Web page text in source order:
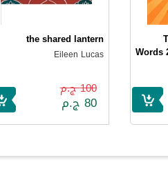
Words
the shared lantern
Eileen Lucas
100 ج.م
80 ج.م